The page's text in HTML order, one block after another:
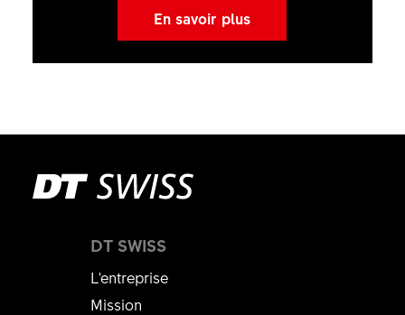
En savoir plus
DT SWISS
L'entreprise
Mission